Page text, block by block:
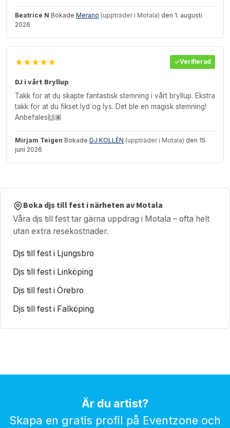
Beatrice N Bokade Merano (uppträder i Motala) den 1. augusti
2026
★★★★★ Verifierad
DJ i vårt Bryllup
Takk for at du skapte fantastisk stemning i vårt bryllup. Ekstra
takk for at du fikset lyd og lys. Det ble en magisk stemning!
Anbefales🙌🏽
Mirjam Teigen Bokade DJ KOLLÉN (uppträder i Motala) den 15.
juni 2026
Boka djs till fest i närheten av Motala
Våra djs till fest tar gärna uppdrag i Motala – ofta helt
utan extra resekostnader.
Djs till fest i Ljungsbro
Djs till fest i Linköping
Djs till fest i Örebro
Djs till fest i Falköping
Är du artist?
Skapa en gratis profil på Eventzone och